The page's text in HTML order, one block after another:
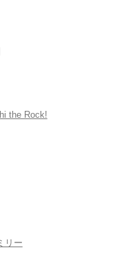
the Rock!
リー